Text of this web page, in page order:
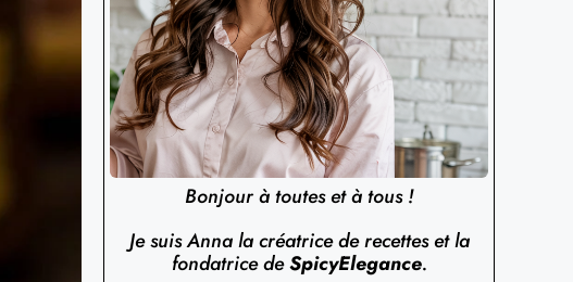
Bonjour à toutes et à tous !
Je suis Anna la créatrice de recettes et la
fondatrice deSpicyElegance.